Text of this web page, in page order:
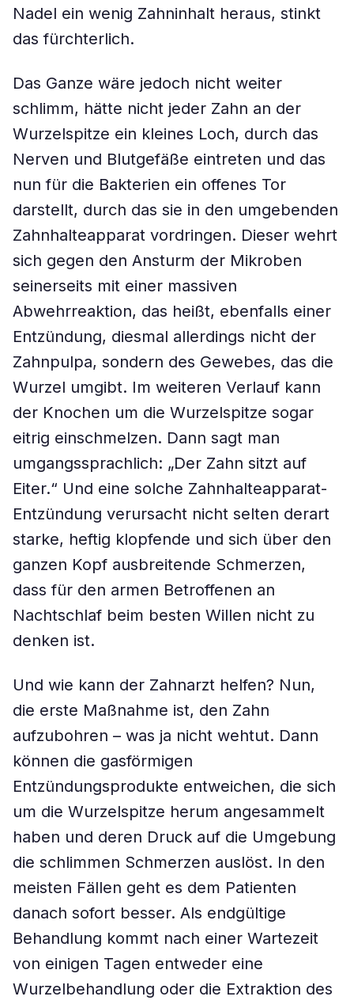
Nadel ein wenig Zahninhalt heraus, stinkt
das fürchterlich.
Das Ganze wäre jedoch nicht weiter
schlimm, hätte nicht jeder Zahn an der
Wurzelspitze ein kleines Loch, durch das
Nerven und Blutgefäße eintreten und das
nun für die Bakterien ein offenes Tor
darstellt, durch das sie in den umgebenden
Zahnhalteapparat vordringen. Dieser wehrt
sich gegen den Ansturm der Mikroben
seinerseits mit einer massiven
Abwehrreaktion, das heißt, ebenfalls einer
Entzündung, diesmal allerdings nicht der
Zahnpulpa, sondern des Gewebes, das die
Wurzel umgibt. Im weiteren Verlauf kann
der Knochen um die Wurzelspitze sogar
eitrig einschmelzen. Dann sagt man
umgangssprachlich: „Der Zahn sitzt auf
Eiter.“ Und eine solche Zahnhalteapparat-
Entzündung verursacht nicht selten derart
starke, heftig klopfende und sich über den
ganzen Kopf ausbreitende Schmerzen,
dass für den armen Betroffenen an
Nachtschlaf beim besten Willen nicht zu
denken ist.
Und wie kann der Zahnarzt helfen? Nun,
die erste Maßnahme ist, den Zahn
aufzubohren – was ja nicht wehtut. Dann
können die gasförmigen
Entzündungsprodukte entweichen, die sich
um die Wurzelspitze herum angesammelt
haben und deren Druck auf die Umgebung
die schlimmen Schmerzen auslöst. In den
meisten Fällen geht es dem Patienten
danach sofort besser. Als endgültige
Behandlung kommt nach einer Wartezeit
von einigen Tagen entweder eine
Wurzelbehandlung oder die Extraktion des